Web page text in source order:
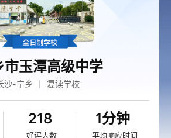
市玉潭高级中学
沙-宁乡 复读学校
218
好评人数
1分钟
平均响应时间